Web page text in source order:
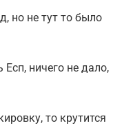
но не тут то было
ничего не дало,
то крутится